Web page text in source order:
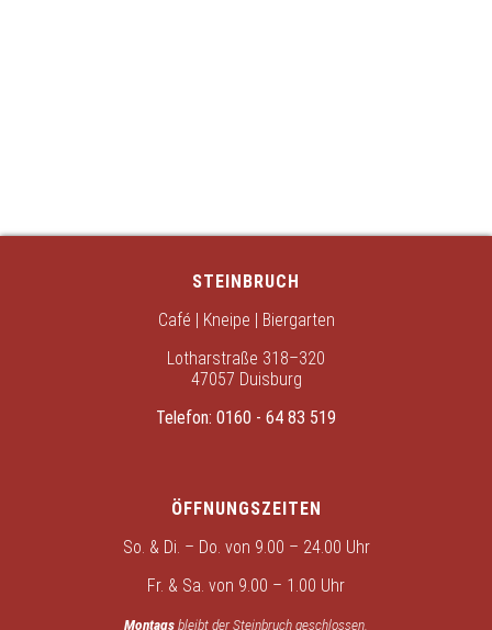
STEINBRUCH
Café | Kneipe | Biergarten
Lotharstraße 318–320
47057 Duisburg
Telefon: 0160 - 64 83 519
ÖFFNUNGSZEITEN
So. & Di. – Do. von 9.00 – 24.00 Uhr
Fr. & Sa. von 9.00 – 1.00 Uhr
Montagsbleibt der Steinbruch geschlossen.